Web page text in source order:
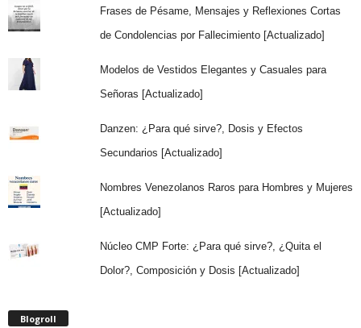
Frases de Pésame, Mensajes y Reflexiones Cortas
de Condolencias por Fallecimiento [Actualizado]
Modelos de Vestidos Elegantes y Casuales para
Señoras [Actualizado]
Danzen: ¿Para qué sirve?, Dosis y Efectos
Secundarios [Actualizado]
Nombres Venezolanos Raros para Hombres y Mujeres
[Actualizado]
Núcleo CMP Forte: ¿Para qué sirve?, ¿Quita el
Dolor?, Composición y Dosis [Actualizado]
Blogroll